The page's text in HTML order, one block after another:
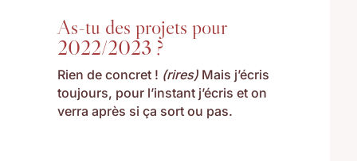
As-tu des projets pour
2022/2023 ?
Rien de concret ! (rires)Mais j’écris
toujours, pour l’instant j’écris et on
verra après si ça sort ou pas.